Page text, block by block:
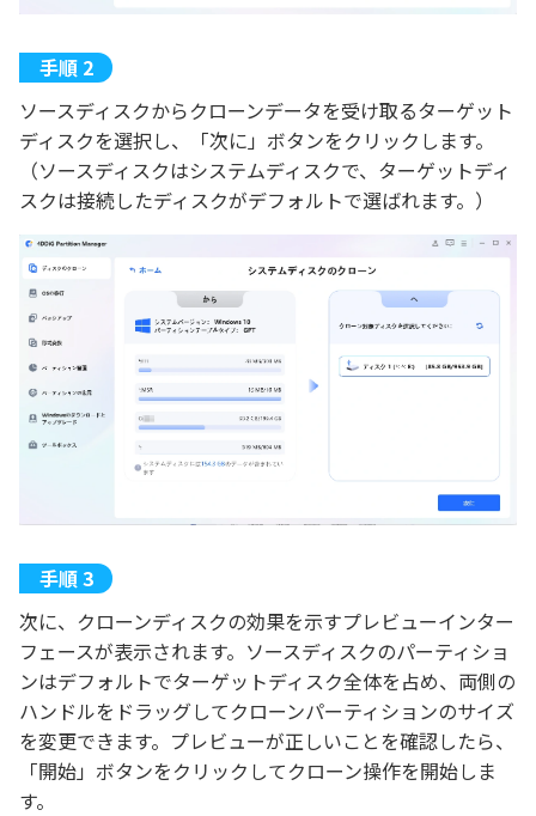
ソースディスクからクローンデータを受け取るターゲット
ディスクを選択し、「次に」ボタンをクリックします。
（ソースディスクはシステムディスクで、ターゲットディ
スクは接続したディスクがデフォルトで選ばれます。）
次に、クローンディスクの効果を示すプレビューインター
フェースが表示されます。ソースディスクのパーティショ
ンはデフォルトでターゲットディスク全体を占め、両側の
ハンドルをドラッグしてクローンパーティションのサイズ
を変更できます。プレビューが正しいことを確認したら、
「開始」ボタンをクリックしてクローン操作を開始しま
す。